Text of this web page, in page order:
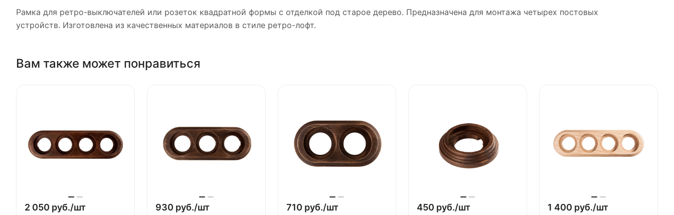
Рамка для ретро-выключателей или розеток квадратной формы с отделкой под старое дерево. Предназначена для монтажа четырех постовых
устройств. Изготовлена из качественных материалов в стиле ретро-лофт.
Вам также может понравиться
2 050 руб./шт 930 руб./шт 710 руб./шт 450 руб./шт 1 400 руб./шт